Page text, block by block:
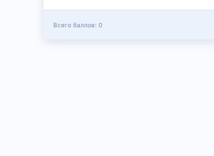
Всего баллов: 0